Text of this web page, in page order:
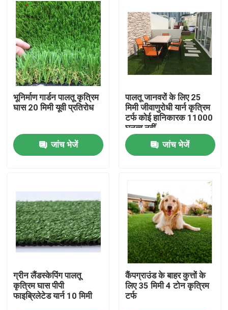
उत्पादों
वीडियो
हमारे बारे में
कारखाना भ्रमण
भूनिर्माण गार्डन पालतू कृत्रिम
घास 20 मिमी यूवी प्रतिरोध
जांच भेजें
पालतू जानवरों के लिए 25
मिमी जीवाणुरोधी यार्न कृत्रिम
टर्फ कोई हानिकारक 11000
घनत्व नहीं
जांच भेजें
ग्रीन लैंडस्केपिंग पालतू
कृत्रिम घास पीपी
फाइब्रिलेटेड यार्न 10 मिमी
कैंपग्राउंड के बाहर कुत्तों के
लिए 35 मिमी 4 टोन कृत्रिम
टर्फ